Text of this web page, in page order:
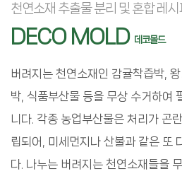
천연소재 추출물 분리 및 혼합 레시
DECO MOLD 데코몰드
버려지는 천연소재인 감귤착즙박,
박, 식품부산물 등을 무상 수거하여
니다. 각종 농업부산물은 처리가 곤
립되어, 미세먼지나 산불과 같은 또
다. 나누는 버려지는 천연소재들을